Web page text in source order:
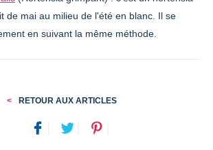
de mai au milieu de l'été en blanc. Il se
en suivant la même méthode.
RETOUR AUX ARTICLES